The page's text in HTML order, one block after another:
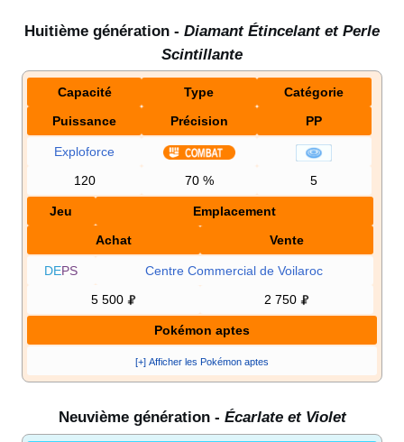
Huitième génération - Diamant Étincelant et Perle
Scintillante
Capacité Type
Catégorie
Puissance
Précision PP
Exploforce
120
70 % 5
Jeu
Emplacement
Achat
Vente
DEPS
Centre Commercial de Voilaroc
5 500
2 750
Pokémon aptes
[+] Afficher les Pokémon aptes
Neuvième génération - Écarlate et Violet